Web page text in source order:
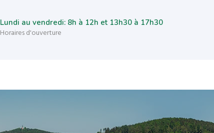
Lundi au vendredi: 8h à 12h et 13h30 à 17h30
Horaires d'ouverture